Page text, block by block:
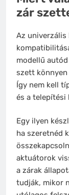
zár
Az
modellű
szett
Így nem kell
és a telepítési
Egy ilyen
ha szeretnéd
aktuátorok
a zárak
tudják, mikor